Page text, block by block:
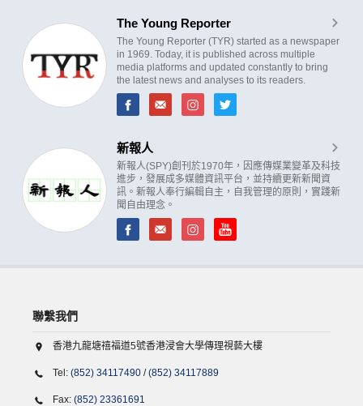
The Young Reporter
The Young Reporter (TYR) started as a newspaper
in 1969. Today, it is published across multiple
media platforms and updated constantly to bring
the latest news and analyses to its readers.
新報人
新報人(SPY)創刊於1970年，因應傳媒業變革及科技
進步，發展成多媒體資訊平台，並持續更新新聞資
訊。新報人奉行編輯自主，自我管理的原則，實踐新
聞自由理念。
聯繫我們
香港九龍塘禧福道5號香港浸會大學傳理視藝大樓
Tel: (852) 34117490 /(852) 34117889
Fax: (852) 23361691